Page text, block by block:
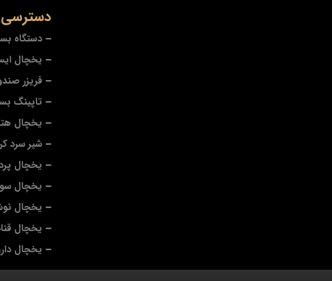
دستگاه
یخچال
فریزر
تاپینگ
یخچال
شیر سرد
یخچال
یخچال
یخچال
یخچال
یخچال